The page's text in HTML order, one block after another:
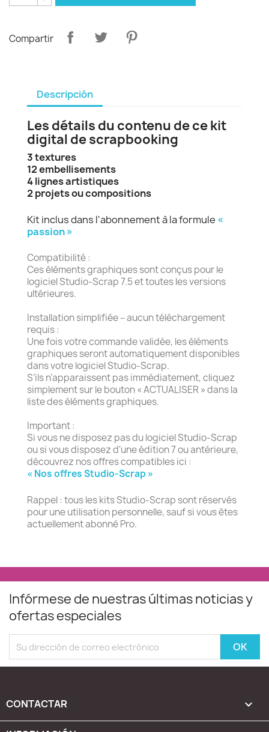
Compartir
Descripción
Les détails du contenu de ce kit
digital de scrapbooking
3 textures
12 embellisements
4 lignes artistiques
2 projets ou compositions
Kit inclus dans l'abonnement à la formule «
passion »
Compatibilité :
Ces éléments graphiques sont conçus pour le
logiciel Studio-Scrap 7.5 et toutes les versions
ultérieures.
Installation simplifiée – aucun téléchargement
requis :
Une fois votre commande validée, les éléments
graphiques seront automatiquement disponibles
dans votre logiciel Studio-Scrap.
S’ils n’apparaissent pas immédiatement, cliquez
simplement sur le bouton « ACTUALISER » dans la
liste des éléments graphiques.
Important :
Si vous ne disposez pas du logiciel Studio-Scrap
ou si vous disposez d'une édition 7 ou antérieure,
découvrez nos offres compatibles ici :
« Nos offres Studio-Scrap »
Rappel : tous les kits Studio-Scrap sont réservés
pour une utilisation personnelle, sauf si vous êtes
actuellement abonné Pro.
Infórmese de nuestras últimas noticias y
ofertas especiales
CONTACTAR 